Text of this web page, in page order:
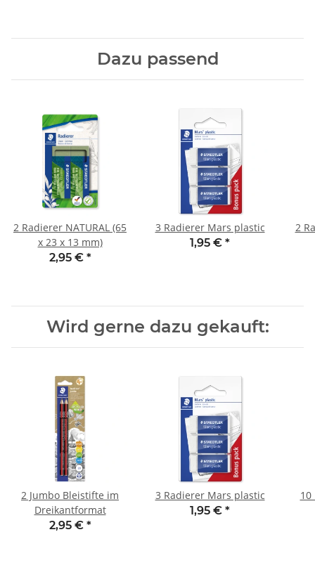
Dazu passend
2 Radierer NATURAL (65
x 23 x 13 mm)
2,95 € *
3 Radierer Mars plastic
1,95 € *
2
Wird gerne dazu gekauft:
2 Jumbo Bleistifte im
Dreikantformat
2,95 € *
3 Radierer Mars plastic
1,95 € *
10